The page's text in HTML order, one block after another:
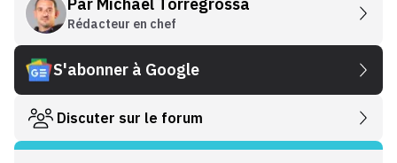
Rédacteur en chef
S'abonner à Google
Discuter sur le forum